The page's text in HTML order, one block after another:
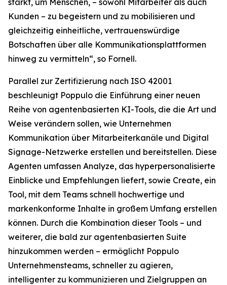
stärkt, um Menschen, – sowohl Mitarbeiter als auch
Kunden – zu begeistern und zu mobilisieren und
gleichzeitig einheitliche, vertrauenswürdige
Botschaften über alle Kommunikationsplattformen
hinweg zu vermitteln“, so Fornell.
Parallel zur Zertifizierung nach ISO 42001
beschleunigt Poppulo die Einführung einer neuen
Reihe von agentenbasierten KI-Tools, die die Art und
Weise verändern sollen, wie Unternehmen
Kommunikation über Mitarbeiterkanäle und Digital
Signage-Netzwerke erstellen und bereitstellen. Diese
Agenten umfassen Analyze, das hyperpersonalisierte
Einblicke und Empfehlungen liefert, sowie Create, ein
Tool, mit dem Teams schnell hochwertige und
markenkonforme Inhalte in großem Umfang erstellen
können. Durch die Kombination dieser Tools – und
weiterer, die bald zur agentenbasierten Suite
hinzukommen werden – ermöglicht Poppulo
Unternehmensteams, schneller zu agieren,
intelligenter zu kommunizieren und Zielgruppen an